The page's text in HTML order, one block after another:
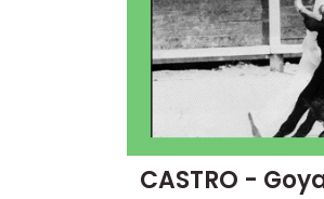
CASTRO -